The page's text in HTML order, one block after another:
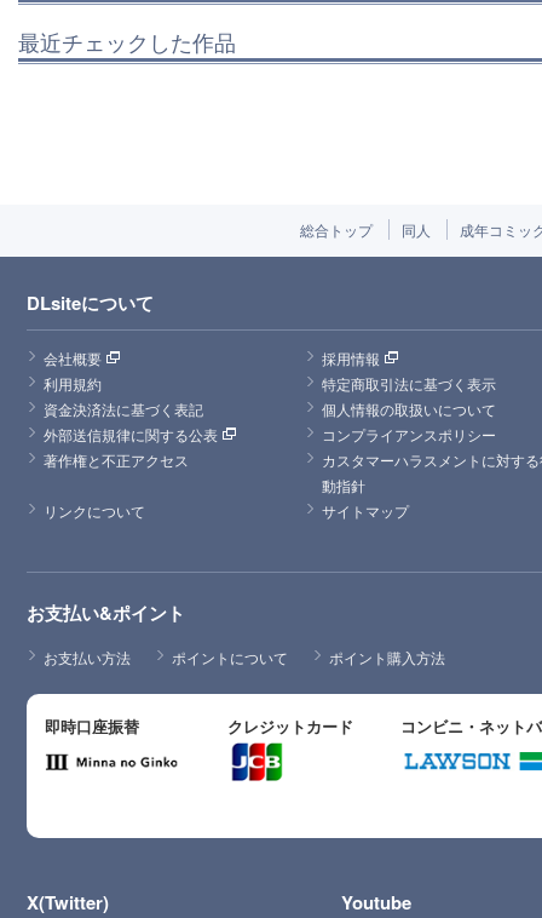
最近チェックした作品
総合トップ 同人 成年コミッ
DLsiteについて
会社概要
採用情報
利用規約
特定商取引法に基づく表示
資金決済法に基づく表記
個人情報の取扱いについて
外部送信規律に関する公表
コンプライアンスポリシー
著作権と不正アクセス
カスタマーハラスメントに対す
動指針
リンクについて
サイトマップ
お支払い&ポイント
お支払い方法 ポイントについて ポイント購入方法
即時口座振替 クレジットカード コンビニ・ネット
X(Twitter) Youtube